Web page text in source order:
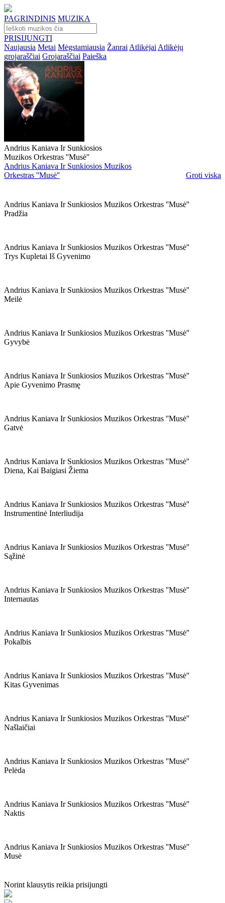
PAGRINDINIS MUZIKA
PRISIJUNGTI
Naujausia Metai Mėgstamiausia Žanrai Atlikėjai Atlikėjų
grojaraščiai Grojaraščiai Paieška
Andrius Kaniava Ir Sunkiosios
Muzikos Orkestras ''Musė''
Andrius Kaniava Ir Sunkiosios Muzikos
Orkestras ''Musė''
Groti viską
Andrius Kaniava Ir Sunkiosios Muzikos Orkestras ''musė''
Pradžia
Andrius Kaniava Ir Sunkiosios Muzikos Orkestras ''musė''
Trys Kupletai Iš Gyvenimo
Andrius Kaniava Ir Sunkiosios Muzikos Orkestras ''musė''
Meilė
Andrius Kaniava Ir Sunkiosios Muzikos Orkestras ''musė''
Gyvybė
Andrius Kaniava Ir Sunkiosios Muzikos Orkestras ''musė''
Apie Gyvenimo Prasmę
Andrius Kaniava Ir Sunkiosios Muzikos Orkestras ''musė''
Gatvė
Andrius Kaniava Ir Sunkiosios Muzikos Orkestras ''musė''
Diena, Kai Baigiasi Žiema
Andrius Kaniava Ir Sunkiosios Muzikos Orkestras ''musė''
Instrumentinė Interliudija
Andrius Kaniava Ir Sunkiosios Muzikos Orkestras ''musė''
Sąžinė
Andrius Kaniava Ir Sunkiosios Muzikos Orkestras ''musė''
Internautas
Andrius Kaniava Ir Sunkiosios Muzikos Orkestras ''musė''
Pokalbis
Andrius Kaniava Ir Sunkiosios Muzikos Orkestras ''musė''
Kitas Gyvenimas
Andrius Kaniava Ir Sunkiosios Muzikos Orkestras ''musė''
Našlaičiai
Andrius Kaniava Ir Sunkiosios Muzikos Orkestras ''musė''
Pelėda
Andrius Kaniava Ir Sunkiosios Muzikos Orkestras ''musė''
Naktis
Andrius Kaniava Ir Sunkiosios Muzikos Orkestras ''musė''
Musė
Norint klausytis reikia prisijungti